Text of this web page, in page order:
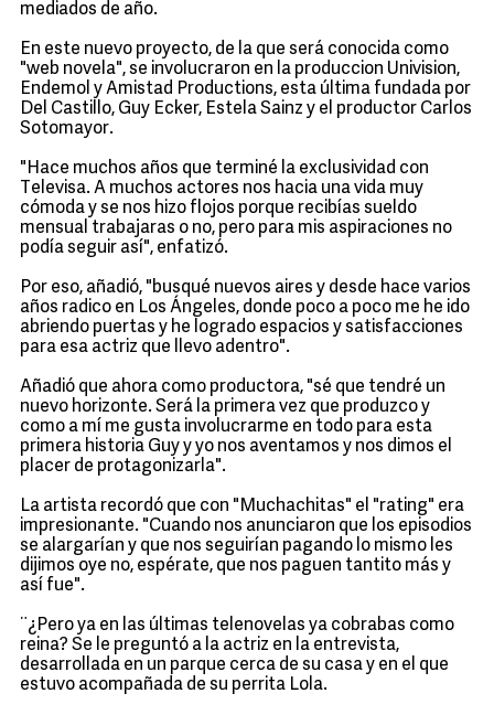
mediados de año.
En este nuevo proyecto, de la que será conocida como
"web novela", se involucraron en la produccion Univision,
Endemol y Amistad Productions, esta última fundada por
Del Castillo, Guy Ecker, Estela Sainz y el productor Carlos
Sotomayor.
"Hace muchos años que terminé la exclusividad con
Televisa. A muchos actores nos hacia una vida muy
cómoda y se nos hizo flojos porque recibías sueldo
mensual trabajaras o no, pero para mis aspiraciones no
podía seguir así", enfatizó.
Por eso, añadió, "busqué nuevos aires y desde hace varios
años radico en Los Ángeles, donde poco a poco me he ido
abriendo puertas y he logrado espacios y satisfacciones
para esa actriz que llevo adentro".
Añadió que ahora como productora, "sé que tendré un
nuevo horizonte. Será la primera vez que produzco y
como a mí me gusta involucrarme en todo para esta
primera historia Guy y yo nos aventamos y nos dimos el
placer de protagonizarla".
La artista recordó que con "Muchachitas" el "rating" era
impresionante. "Cuando nos anunciaron que los episodios
se alargarían y que nos seguirían pagando lo mismo les
dijimos oye no, espérate, que nos paguen tantito más y
así fue".
¨¿Pero ya en las últimas telenovelas ya cobrabas como
reina? Se le preguntó a la actriz en la entrevista,
desarrollada en un parque cerca de su casa y en el que
estuvo acompañada de su perrita Lola.